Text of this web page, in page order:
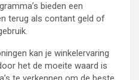
bieden een
terug als contant geld of
kan je winkelervaring
het de moeite waard is